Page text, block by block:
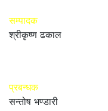
सम्पादक
श्रीकृष्ण ढकाल
प्रबन्धक
सन्तोष भण्डारी